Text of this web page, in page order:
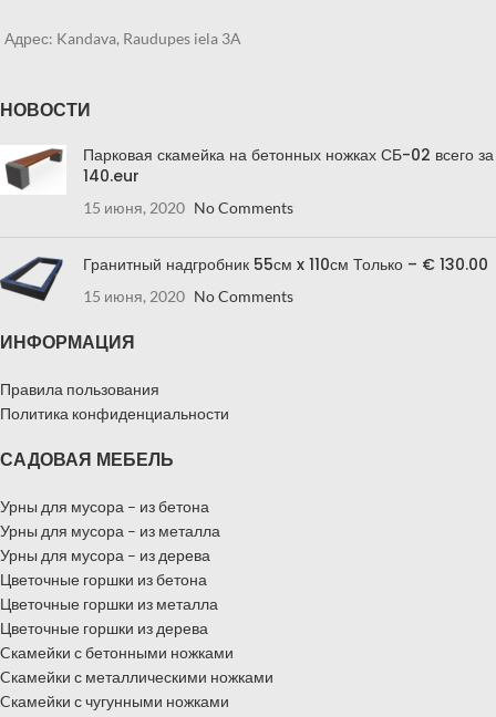
Адрес: Kandava, Raudupes iela 3A
НОВОСТИ
Парковая скамейка на бетонных ножках СБ-02 всего за
140.eur
15 июня, 2020 No Comments
Гранитный надгробник 55см x 110см Только – € 130.00
15 июня, 2020 No Comments
ИНФОРМАЦИЯ
Правила пользования
Политика конфиденциальности
САДОВАЯ МЕБЕЛЬ
Урны для мусора – из бетона
Урны для мусора – из металла
Урны для мусора – из дерева
Цветочные горшки из бетона
Цветочные горшки из металла
Цветочные горшки из дерева
Cкамейки с бетонными ножками
Cкамейки с металлическими ножками
Cкамейки с чугунными ножками